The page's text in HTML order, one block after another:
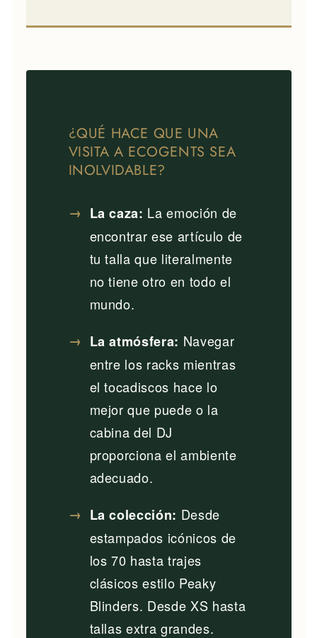
¿QUÉ HACE QUE UNA
VISITA A ECOGENTS SEA
INOLVIDABLE?
La caza: La emoción de
encontrar ese artículo de
tu talla que literalmente
no tiene otro en todo el
mundo.
La atmósfera: Navegar
entre los racks mientras
el tocadiscos hace lo
mejor que puede o la
cabina del DJ
proporciona el ambiente
adecuado.
La colección: Desde
estampados icónicos de
los 70 hasta trajes
clásicos estilo Peaky
Blinders. Desde XS hasta
tallas extra grandes.